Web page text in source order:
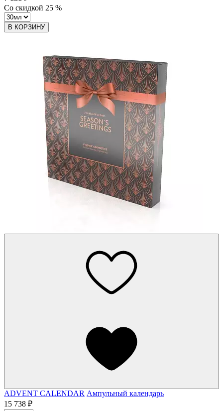
Со скидкой 25 %
В КОРЗИНУ
ADVENT CALENDAR Ампульный календарь
15 738 ₽